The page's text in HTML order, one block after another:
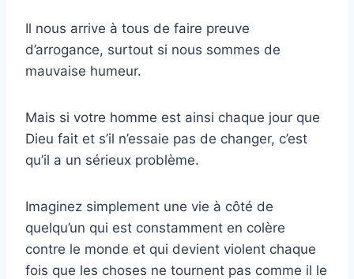
Il nous arrive à tous de faire preuve
d’arrogance, surtout si nous sommes de
mauvaise humeur.
Mais si votre homme est ainsi chaque jour que
Dieu fait et s’il n’essaie pas de changer, c’est
qu’il a un sérieux problème.
Imaginez simplement une vie à côté de
quelqu’un qui est constamment en colère
contre le monde et qui devient violent chaque
fois que les choses ne tournent pas comme il le